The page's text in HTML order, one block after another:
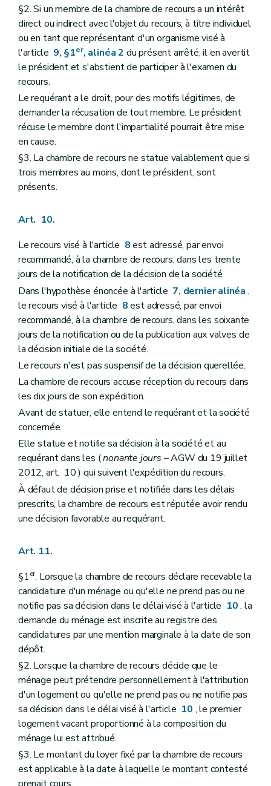
§2. Si un membre de la chambre de recours a un intérêt
direct ou indirect avec l'objet du recours, à titre individuel
ou en tant que représentant d'un organisme visé à
l'article 9, §1er, alinéa 2 du présent arrêté, il en avertit
le président et s'abstient de participer à l'examen du
recours.
Le requérant a le droit, pour des motifs légitimes, de
demander la récusation de tout membre. Le président
récuse le membre dont l'impartialité pourrait être mise
en cause.
§3. La chambre de recours ne statue valablement que si
trois membres au moins, dont le président, sont
présents.
Art. 10.
Le recours visé à l'article 8est adressé, par envoi
recommandé, à la chambre de recours, dans les trente
jours de la notification de la décision de la société.
Dans l'hypothèse énoncée à l'article 7, dernier alinéa ,
le recours visé à l'article 8est adressé, par envoi
recommandé, à la chambre de recours, dans les soixante
jours de la notification ou de la publication aux valves de
la décision initiale de la société.
Le recours n'est pas suspensif de la décision querellée.
La chambre de recours accuse réception du recours dans
les dix jours de son expédition.
Avant de statuer, elle entend le requérant et la société
concernée.
Elle statue et notifie sa décision à la société et au
requérant dans les (nonante jours – AGW du 19 juillet
2012, art. 10 ) qui suivent l'expédition du recours.
À défaut de décision prise et notifiée dans les délais
prescrits, la chambre de recours est réputée avoir rendu
une décision favorable au requérant.
Art. 11.
§1er. Lorsque la chambre de recours déclare recevable la
candidature d'un ménage ou qu'elle ne prend pas ou ne
notifie pas sa décision dans le délai visé à l'article 10, la
demande du ménage est inscrite au registre des
candidatures par une mention marginale à la date de son
dépôt.
§2. Lorsque la chambre de recours décide que le
ménage peut prétendre personnellement à l'attribution
d'un logement ou qu'elle ne prend pas ou ne notifie pas
sa décision dans le délai visé à l'article 10 , le premier
logement vacant proportionné à la composition du
ménage lui est attribué.
§3. Le montant du loyer fixé par la chambre de recours
est applicable à la date à laquelle le montant contesté